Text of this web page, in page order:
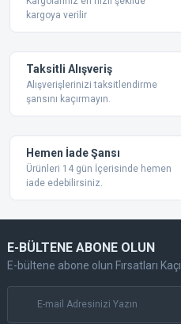
kargoya verilir
Taksitli Alışveriş
Alışverişlerinizi taksitlendirme
şansını kaçırmayın.
Hemen İade Şansı
Ürünleri 14 gün İçerisinde hemen
iade edebilirsiniz.
E-BÜLTENE ABONE OLUN
E-bültene abone olun Fırsatları